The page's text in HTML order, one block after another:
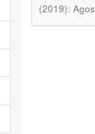
(2019):